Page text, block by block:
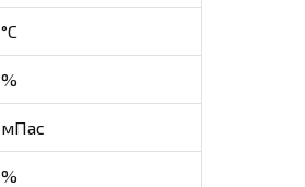
°C
%
мПас
%